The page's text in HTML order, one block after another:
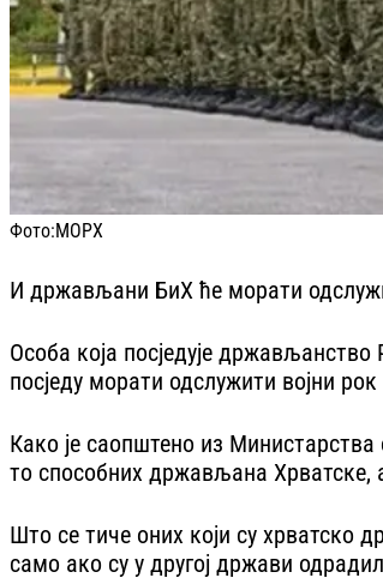
Фото:МОРХ
И држављани БиХ ће морати
Особа која посједује
посједу морати одслужити војни
Како је саопштено из
то способних држављана Хрватске,
Што се тиче оних који су хрватско
само ако су у другој држави